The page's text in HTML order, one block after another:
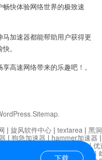
快体验网络世界的极致速
加速器都能帮助用户获得更
。
速网络带来的乐趣吧！。
.Sitemap.
下载
| 旋风软件中心 | textarea | 黑
| 狗急加速器 | hammer加速器
迷雾通|优
快橙加速器|anycast加速器 |